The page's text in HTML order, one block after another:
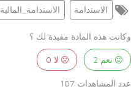
الاستدامة الاستدامة_المالية
وكانت هذه المادة مفيدة لك ؟
نعم 2 لا 0
عدد المشاهدات 107